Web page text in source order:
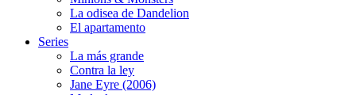
La odisea de Dandelion
El apartamento
Series
La más grande
Contra la ley
Jane Eyre (2006)